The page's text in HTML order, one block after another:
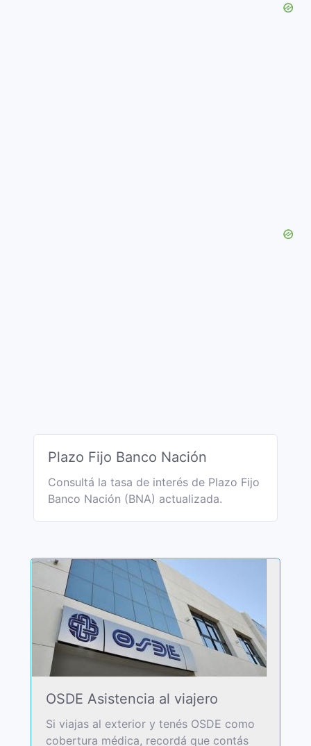
Plazo Fijo Banco Nación
Consultá la tasa de interés de Plazo Fijo
Banco Nación (BNA) actualizada.
OSDE Asistencia al viajero
Si viajas al exterior y tenés OSDE como
cobertura médica, recordá que contás